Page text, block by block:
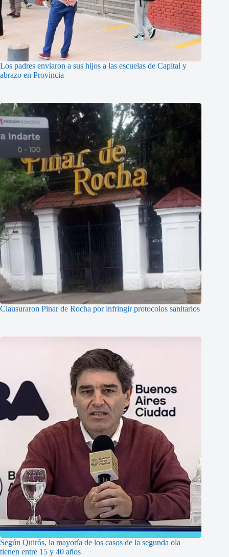
Los padres enviaron a sus hijos a las escuelas de Capital y
abrazo en Provincia
Clausuraron Pinar de Rocha por infringir protocolos sanitarios
Según Quirós, la mayoría de los casos de la segunda ola
tienen entre 15 y 40 años